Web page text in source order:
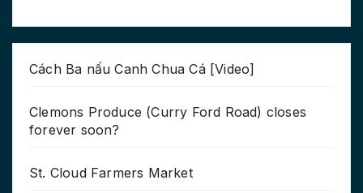
Cách Ba nấu Canh Chua Cá [Video]
Clemons Produce (Curry Ford Road) closes
forever soon?
St. Cloud Farmers Market